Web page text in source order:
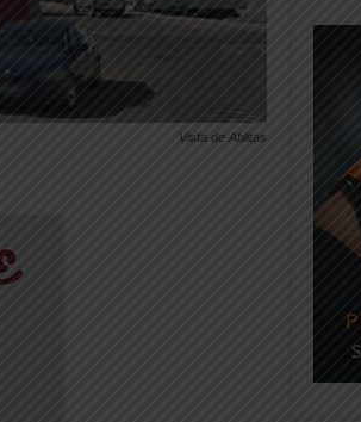
Vista de Ablitas